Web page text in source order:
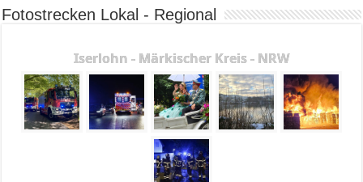
Fotostrecken Lokal - Regional
Iserlohn - Märkischer Kreis - NRW